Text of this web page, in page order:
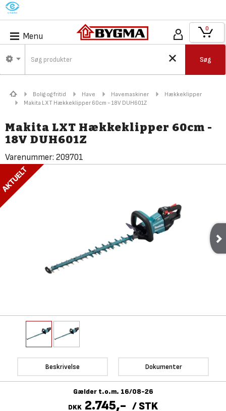
M
Menu
Søg
0
Bolig og fritid Have Havemaskiner
Hækkeklipper
Makita LXT Hækkeklipper 60cm - 18V DUH601Z
Makita LXT Hækkeklipper 60cm -
18V DUH601Z
Varenummer: 209701
Beskrivelse Dokumenter
Gælder t.o.m. 16/08-26
DKK 2.745,- /STK